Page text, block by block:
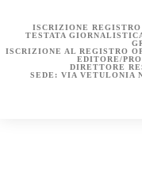
ISCRIZIONE REGISTRO
TESTATA
ISCRIZIONE AL REGISTRO
EDITORE/
DIRETTORE
SEDE: VIA VETULONIA